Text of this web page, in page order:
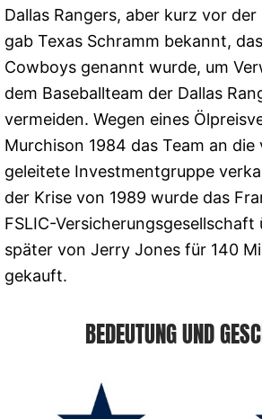
Dallas Rangers, aber kurz vor
gab Texas Schramm bekannt,
Cowboys genannt wurde, um
dem Baseballteam der Dallas
vermeiden. Wegen eines
Murchison 1984 das Team an
geleitete Investmentgruppe
der Krise von 1989 wurde das
FSLIC-Versicherungsgesellschaft
später von Jerry Jones für 140
gekauft.
BEDEUTUNG UND